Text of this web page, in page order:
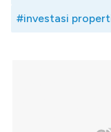
#investasi